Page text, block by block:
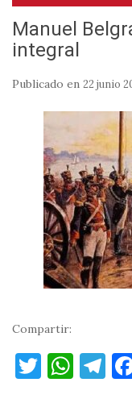
Manuel
integral
Publicado en 22 junio
Compartir:
T W T